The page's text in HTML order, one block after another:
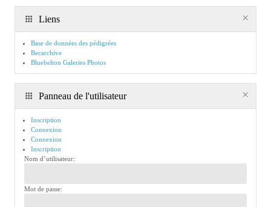
Liens
Base de données des pédigrées
Becarchive
Bluebelton Galeries Photos
Panneau de l'utilisateur
Inscription
Connexion
Connexion
Inscription
Nom d’utilisateur:
Mot de passe: